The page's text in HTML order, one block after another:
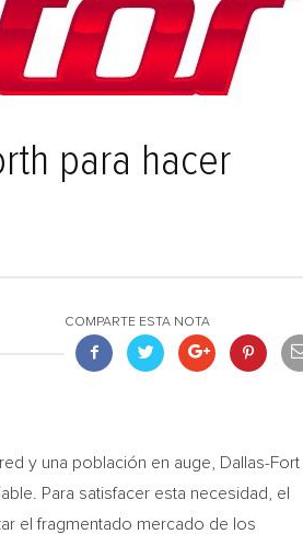
para hacer
COMPARTE ESTA NOTA
y una población en auge,
Dallas-Fort
Para satisfacer esta necesidad, el
el fragmentado mercado de los